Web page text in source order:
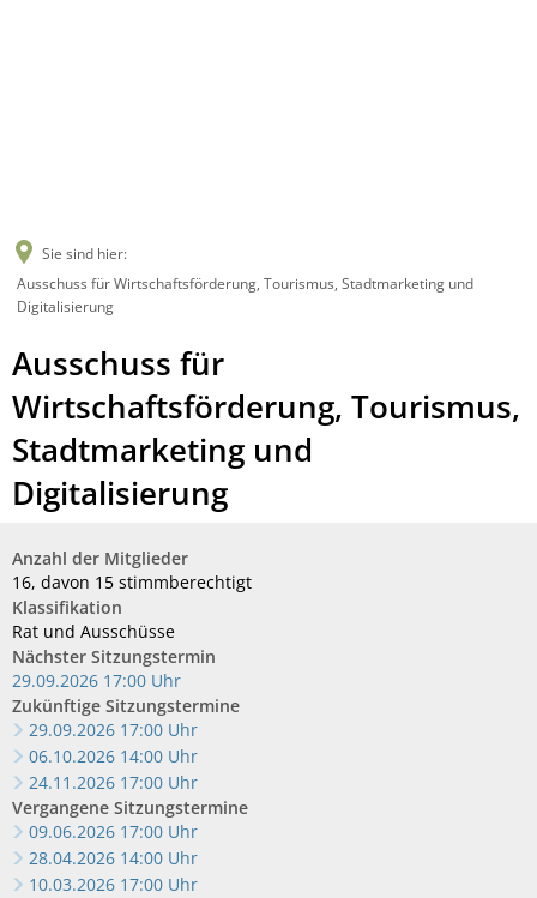
Sie sind hier:
Ausschuss für Wirtschaftsförderung, Tourismus, Stadtmarketing und
Digitalisierung
Ausschuss für
Wirtschaftsförderung, Tourismus,
Stadtmarketing und
Digitalisierung
Anzahl der Mitglieder
16, davon 15 stimmberechtigt
Klassifikation
Rat und Ausschüsse
Nächster Sitzungstermin
29.09.2026 17:00 Uhr
Zukünftige Sitzungstermine
29.09.2026 17:00 Uhr
06.10.2026 14:00 Uhr
24.11.2026 17:00 Uhr
Vergangene Sitzungstermine
09.06.2026 17:00 Uhr
28.04.2026 14:00 Uhr
10.03.2026 17:00 Uhr